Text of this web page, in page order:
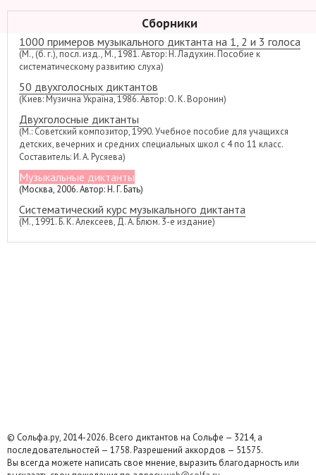
Сборники
1000 примеров музыкального диктанта на 1, 2 и 3 голоса
(М., (б. г.), посл. изд., М., 1981. Автор: Н. Ладухин. Пособие к
систематическому развитию слуха)
50 двухголосных диктантов
(Киев: Музична Україна, 1986. Автор: О. К. Воронин)
Двухголосные диктанты
(М.: Советский композитор, 1990. Учебное пособие для учащихся
детских, вечерних и средних специальных школ с 4 по 11 класс.
Составитель: И. А. Русяева)
Музыкальные диктанты
(Москва, 2006. Автор: Н. Г. Бать)
Систематический курс музыкального диктанта
(М., 1991. Б. К. Алексеев, Д. А. Блюм. 3-е издание)
© Сольфа.ру, 2014-2026. Всего диктантов на Сольфе — 3214, а
последовательностей — 1758. Разрешений аккордов — 51575.
Вы всегда можете написать свое мнение, выразить благодарность или